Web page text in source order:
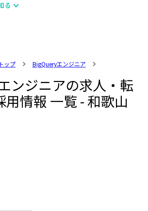
る
トップ
BigQueryエンジニア
ンジニアの求人・転
用情報 一覧 - 和歌山